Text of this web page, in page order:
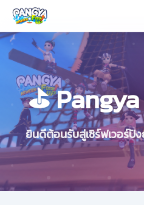
⛳
ยินดีต้อนรับสู่เซิร์ฟเวอร์ปั